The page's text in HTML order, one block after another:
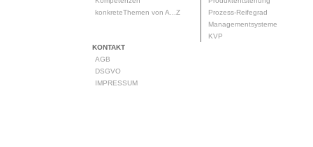
konkreteThemen von A...Z
Prozess-Reifegrad
Managementsysteme
KVP
KONTAKT
AGB
DSGVO
IMPRESSUM